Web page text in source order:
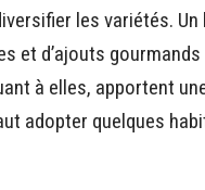
les variétés.
et d’ajouts
à elles, apportent
adopter quelques